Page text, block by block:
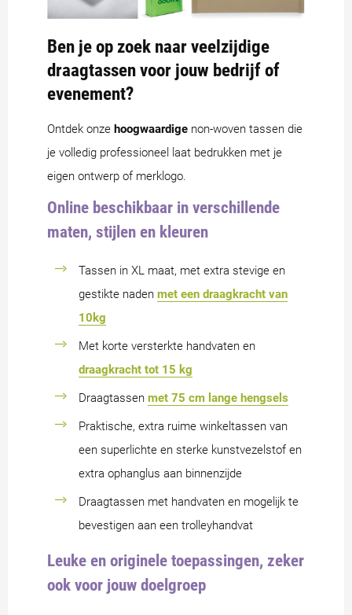
Ben je op zoek naar veelzijdige
draagtassen voor jouw bedrijf of
evenement?
Ontdek onze hoogwaardige non-woven tassen die
je volledig professioneel laat bedrukken met je
eigen ontwerp of merklogo.
Online beschikbaar in verschillende
maten, stijlen en kleuren
Tassen in XL maat, met extra stevige en
gestikte naden met een draagkracht van
10kg
Met korte versterkte handvaten en
draagkracht tot 15 kg
Draagtassen met 75 cm lange hengsels
Praktische, extra ruime winkeltassen van
een superlichte en sterke kunstvezelstof en
extra ophanglus aan binnenzijde
Draagtassen met handvaten en mogelijk te
bevestigen aan een trolleyhandvat
Leuke en originele toepassingen, zeker
ook voor jouw doelgroep